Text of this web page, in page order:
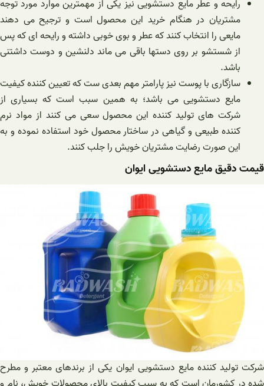
رایحه و عطر مایع دستشویی نیز یکی از مهمترین موارد مورد توجه
مشتریان در هنگام خرید این محصول است و ترجیح می دهند
مایعی را انتخاب کنند که عطر و بوی خوبی داشته و رایحه ای که پس
از شستشو بر روی دستها باقی می ماند دلنشین و دوست داشتنی
باشد.
سازگاری با پوست نیز پارامتر مهم بعدی ست که تعیین کننده کیفیت
مایع دستشویی می باشد؛ به همین سبب است که بسیاری از
شرکت های تولید کننده این محصول سعی می کنند از مواد نرم
کننده طبیعی و گیاهی در ساختار محصول خود استفاده نموده و به
این صورت رضایت مشتریان خویش را جلب کنند.
قیمت دقیق مایع دستشویی ایوان
شرکت تولید کننده مایع دستشویی ایوان یکی از برندهای معتبر و مطرح